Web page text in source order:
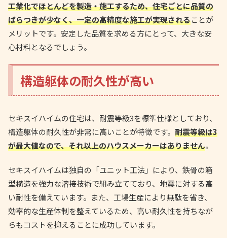
工業化でほとんどを製造・施工するため、住宅ごとに品質の
ばらつきが少なく、一定の高精度な施工が実現されることが
メリットです。安定した品質を求める方にとって、大きな安
心材料となるでしょう。
構造躯体の耐久性が高い
セキスイハイムの住宅は、耐震等級3を標準仕様としており、
構造躯体の耐久性が非常に高いことが特徴です。 耐震等級は3
が最大値なので、それ以上のハウスメーカーはありません。
セキスイハイムは独自の「ユニット工法」により、鉄骨の箱
型構造を強力な溶接技術で組み立てており、地震に対する高
い耐性を備えています。また、工場生産により無駄を省き、
効率的な生産体制を整えているため、高い耐久性を持ちなが
らもコストを抑えることに成功しています。